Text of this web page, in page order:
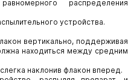
распределения
устройства.
вертикально, поддерживая
находиться между средним
наклонив флакон вперед.